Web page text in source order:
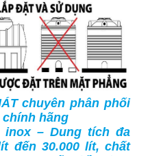
chuyên phân phối
chính hãng
– Dung tích đa
đến 30.000 lít, chất